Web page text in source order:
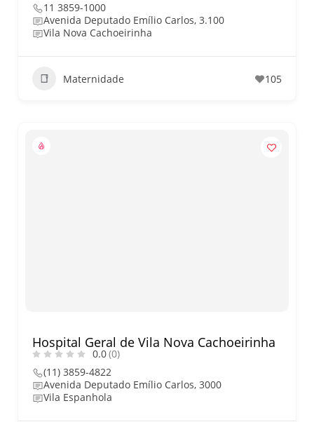
11 3859-1000
Avenida Deputado Emílio Carlos, 3.100
Vila Nova Cachoeirinha
Maternidade 105
Hospital Geral de Vila Nova Cachoeirinha
0.0(0)
(11) 3859-4822
Avenida Deputado Emílio Carlos, 3000
Vila Espanhola